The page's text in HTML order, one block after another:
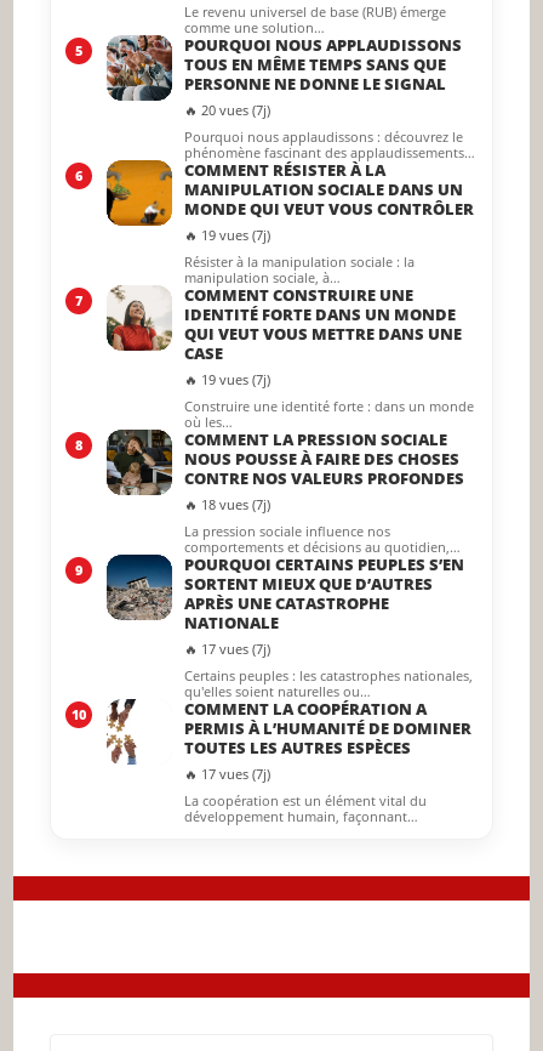
Le revenu universel de base (RUB) émerge
comme une solution…
5
POURQUOI NOUS APPLAUDISSONS
TOUS EN MÊME TEMPS SANS QUE
PERSONNE NE DONNE LE SIGNAL
🔥 20 vues (7j)
Pourquoi nous applaudissons : découvrez le
phénomène fascinant des applaudissements…
6
COMMENT RÉSISTER À LA
MANIPULATION SOCIALE DANS UN
MONDE QUI VEUT VOUS CONTRÔLER
🔥 19 vues (7j)
Résister à la manipulation sociale : la
manipulation sociale, à…
7
COMMENT CONSTRUIRE UNE
IDENTITÉ FORTE DANS UN MONDE
QUI VEUT VOUS METTRE DANS UNE
CASE
🔥 19 vues (7j)
Construire une identité forte : dans un monde
où les…
8
COMMENT LA PRESSION SOCIALE
NOUS POUSSE À FAIRE DES CHOSES
CONTRE NOS VALEURS PROFONDES
🔥 18 vues (7j)
La pression sociale influence nos
comportements et décisions au quotidien,…
9
POURQUOI CERTAINS PEUPLES S’EN
SORTENT MIEUX QUE D’AUTRES
APRÈS UNE CATASTROPHE
NATIONALE
🔥 17 vues (7j)
Certains peuples : les catastrophes nationales,
qu'elles soient naturelles ou…
10
COMMENT LA COOPÉRATION A
PERMIS À L’HUMANITÉ DE DOMINER
TOUTES LES AUTRES ESPÈCES
🔥 17 vues (7j)
La coopération est un élément vital du
développement humain, façonnant…